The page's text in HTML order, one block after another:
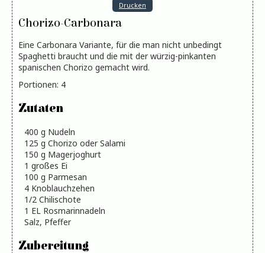
Drucken
Chorizo-Carbonara
Eine Carbonara Variante, für die man nicht unbedingt
Spaghetti braucht und die mit der würzig-pinkanten
spanischen Chorizo gemacht wird.
Portionen: 4
Zutaten
400 g Nudeln
125 g Chorizo oder Salami
150 g Magerjoghurt
1 großes Ei
100 g Parmesan
4 Knoblauchzehen
1/2 Chilischote
1 EL Rosmarinnadeln
Salz, Pfeffer
Zubereitung